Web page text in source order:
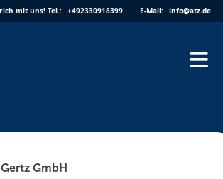
mit uns! Tel.: +492330918399 E-Mail: info@atz.de
GmbH